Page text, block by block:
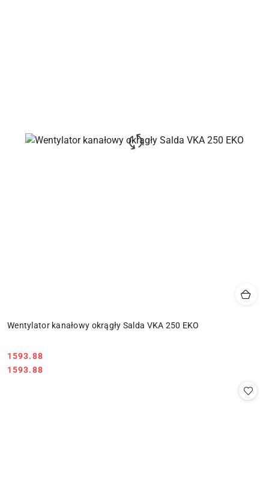
Wentylator kanałowy okrągły Salda VKA 250 EKO
Cena:
1593.88
Cena:
1593.88